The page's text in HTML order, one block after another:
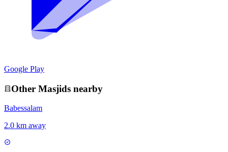
Google Play
Other Masjids nearby
Babessalam
2.0 km away